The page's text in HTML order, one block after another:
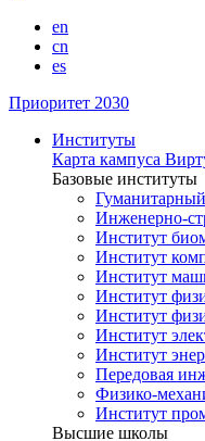
en
cn
es
Приоритет 2030
Институты
Карта кампуса
Базовые институты
Инженерно-
Институт
Институт
Институт
Институт
Институт
Институт
Институт
Передовая
Физико-
Институт
Высшие школы